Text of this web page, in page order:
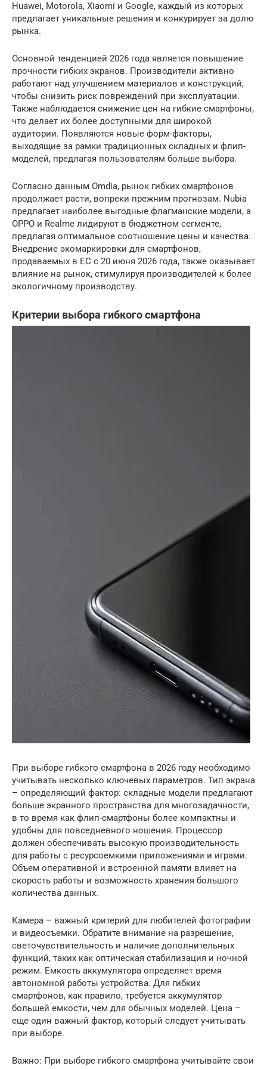
Huawei, Motorola, Xiaomi и Google, каждый из которых
предлагает уникальные решения и конкурирует за долю
рынка.
Основной тенденцией 2026 года является повышение
прочности гибких экранов. Производители активно
работают над улучшением материалов и конструкций,
чтобы снизить риск повреждений при эксплуатации.
Также наблюдается снижение цен на гибкие смартфоны,
что делает их более доступными для широкой
аудитории. Появляются новые форм-факторы,
выходящие за рамки традиционных складных и флип-
моделей, предлагая пользователям больше выбора.
Согласно данным Omdia, рынок гибких смартфонов
продолжает расти, вопреки прежним прогнозам. Nubia
предлагает наиболее выгодные флагманские модели, а
OPPO и Realme лидируют в бюджетном сегменте,
предлагая оптимальное соотношение цены и качества.
Внедрение экомаркировки для смартфонов,
продаваемых в ЕС с 20 июня 2026 года, также оказывает
влияние на рынок, стимулируя производителей к более
экологичному производству.
Критерии выбора гибкого смартфона
При выборе гибкого смартфона в 2026 году необходимо
учитывать несколько ключевых параметров. Тип экрана
– определяющий фактор: складные модели предлагают
больше экранного пространства для многозадачности,
в то время как флип-смартфоны более компактны и
удобны для повседневного ношения. Процессор
должен обеспечивать высокую производительность
для работы с ресурсоемкими приложениями и играми.
Объем оперативной и встроенной памяти влияет на
скорость работы и возможность хранения большого
количества данных.
Камера – важный критерий для любителей фотографии
и видеосъемки. Обратите внимание на разрешение,
светочувствительность и наличие дополнительных
функций, таких как оптическая стабилизация и ночной
режим. Емкость аккумулятора определяет время
автономной работы устройства. Для гибких
смартфонов, как правило, требуется аккумулятор
большей емкости, чем для обычных моделей. Цена –
еще один важный фактор, который следует учитывать
при выборе.
Важно: При выборе гибкого смартфона учитывайте свои